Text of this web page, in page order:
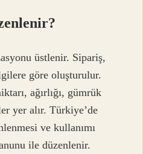
üstlenir. Sipariş,
göre oluşturulur.
ağırlığı, gümrük
yer alır. Türkiye’de
ve kullanımı
ile düzenlenir.